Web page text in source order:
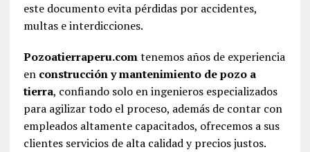
este documento evita pérdidas por accidentes,
multas e interdicciones.
Pozoatierraperu.comtenemos años de experiencia
en construcción y mantenimiento de pozo a
tierra, confiando solo en ingenieros especializados
para agilizar todo el proceso, además de contar con
empleados altamente capacitados, ofrecemos a sus
clientes servicios de alta calidad y precios justos.